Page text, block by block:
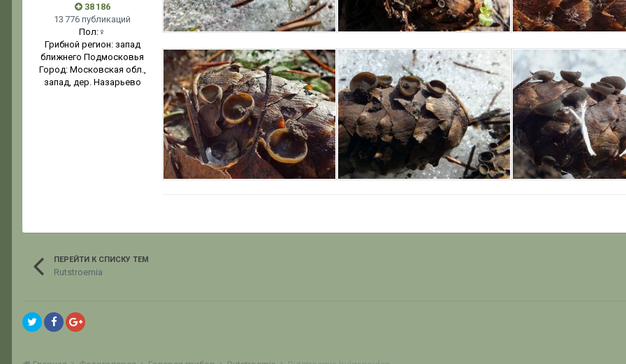
38 186
13 776 публикаций
Пол: ♀
Грибной регион: запад
ближнего Подмосковья
Город: Московская обл.,
запад, дер. Назарьево
ПЕРЕЙТИ К СПИСКУ ТЕМ
Rutstroemia